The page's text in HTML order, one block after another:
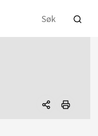
Del